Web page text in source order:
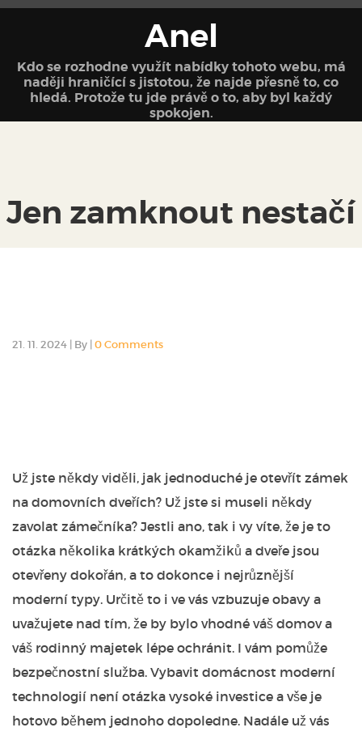
Anel
Kdo se rozhodne využít nabídky tohoto webu, má
naději hraničící s jistotou, že najde přesně to, co
hledá. Protože tu jde právě o to, aby byl každý
spokojen.
Jen zamknout nestačí
21. 11. 2024 | By | 0 Comments
Už jste někdy viděli, jak jednoduché je otevřít zámek
na domovních dveřích? Už jste si museli někdy
zavolat zámečníka? Jestli ano, tak i vy víte, že je to
otázka několika krátkých okamžiků a dveře jsou
otevřeny dokořán, a to dokonce i nejrůznější
moderní typy. Určitě to i ve vás vzbuzuje obavy a
uvažujete nad tím, že by bylo vhodné váš domov a
váš rodinný majetek lépe ochránit. I vám pomůže
bezpečnostní služba. Vybavit domácnost moderní
technologií není otázka vysoké investice a vše je
hotovo během jednoho dopoledne. Nadále už vás